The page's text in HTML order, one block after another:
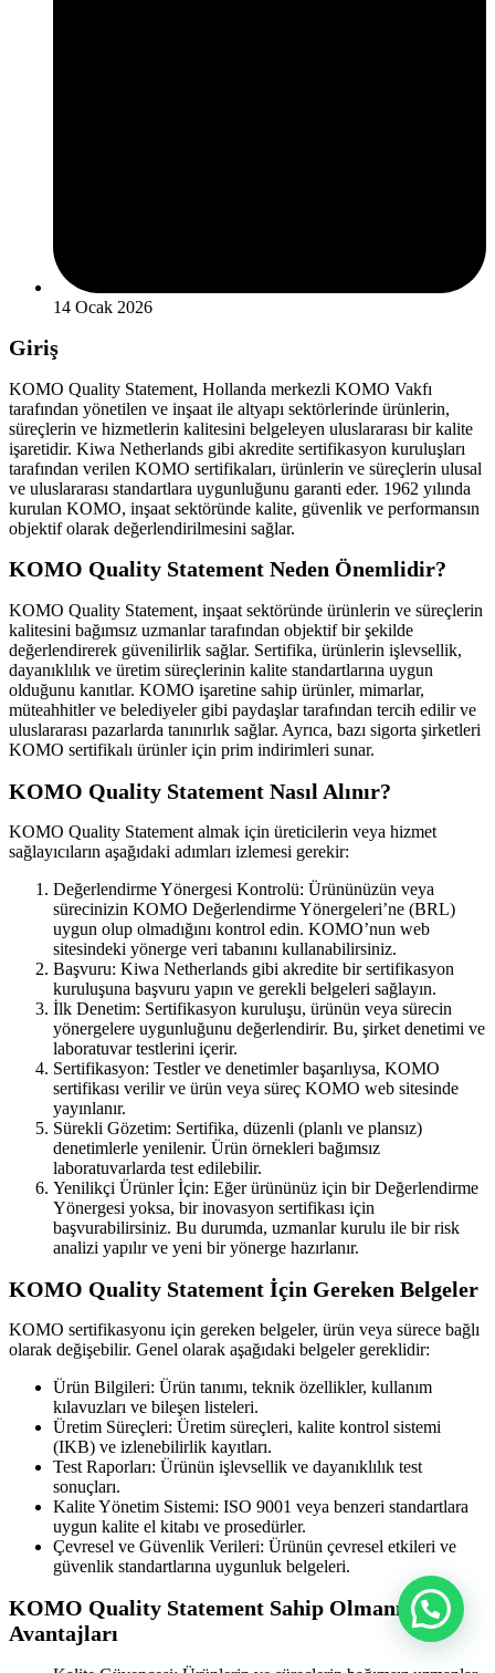
14 Ocak 2026
Giriş
KOMO Quality Statement, Hollanda merkezli KOMO Vakfı
tarafından yönetilen ve inşaat ile altyapı sektörlerinde ürünlerin,
süreçlerin ve hizmetlerin kalitesini belgeleyen uluslararası bir kalite
işaretidir. Kiwa Netherlands gibi akredite sertifikasyon kuruluşları
tarafından verilen KOMO sertifikaları, ürünlerin ve süreçlerin ulusal
ve uluslararası standartlara uygunluğunu garanti eder. 1962 yılında
kurulan KOMO, inşaat sektöründe kalite, güvenlik ve performansın
objektif olarak değerlendirilmesini sağlar.
KOMO Quality Statement Neden Önemlidir?
KOMO Quality Statement, inşaat sektöründe ürünlerin ve süreçlerin
kalitesini bağımsız uzmanlar tarafından objektif bir şekilde
değerlendirerek güvenilirlik sağlar. Sertifika, ürünlerin işlevsellik,
dayanıklılık ve üretim süreçlerinin kalite standartlarına uygun
olduğunu kanıtlar. KOMO işaretine sahip ürünler, mimarlar,
müteahhitler ve belediyeler gibi paydaşlar tarafından tercih edilir ve
uluslararası pazarlarda tanınırlık sağlar. Ayrıca, bazı sigorta şirketleri
KOMO sertifikalı ürünler için prim indirimleri sunar.
KOMO Quality Statement Nasıl Alınır?
KOMO Quality Statement almak için üreticilerin veya hizmet
sağlayıcıların aşağıdaki adımları izlemesi gerekir:
Değerlendirme Yönergesi Kontrolü: Ürününüzün veya
sürecinizin KOMO Değerlendirme Yönergeleri’ne (BRL)
uygun olup olmadığını kontrol edin. KOMO’nun web
sitesindeki yönerge veri tabanını kullanabilirsiniz.
Başvuru: Kiwa Netherlands gibi akredite bir sertifikasyon
kuruluşuna başvuru yapın ve gerekli belgeleri sağlayın.
İlk Denetim: Sertifikasyon kuruluşu, ürünün veya sürecin
yönergelere uygunluğunu değerlendirir. Bu, şirket denetimi ve
laboratuvar testlerini içerir.
Sertifikasyon: Testler ve denetimler başarılıysa, KOMO
sertifikası verilir ve ürün veya süreç KOMO web sitesinde
yayınlanır.
Sürekli Gözetim: Sertifika, düzenli (planlı ve plansız)
denetimlerle yenilenir. Ürün örnekleri bağımsız
laboratuvarlarda test edilebilir.
Yenilikçi Ürünler İçin: Eğer ürününüz için bir Değerlendirme
Yönergesi yoksa, bir inovasyon sertifikası için
başvurabilirsiniz. Bu durumda, uzmanlar kurulu ile bir risk
analizi yapılır ve yeni bir yönerge hazırlanır.
KOMO Quality Statement İçin Gereken Belgeler
KOMO sertifikasyonu için gereken belgeler, ürün veya sürece bağlı
olarak değişebilir. Genel olarak aşağıdaki belgeler gereklidir:
Ürün Bilgileri: Ürün tanımı, teknik özellikler, kullanım
kılavuzları ve bileşen listeleri.
Üretim Süreçleri: Üretim süreçleri, kalite kontrol sistemi
(IKB) ve izlenebilirlik kayıtları.
Test Raporları: Ürünün işlevsellik ve dayanıklılık test
sonuçları.
Kalite Yönetim Sistemi: ISO 9001 veya benzeri standartlara
uygun kalite el kitabı ve prosedürler.
Çevresel ve Güvenlik Verileri: Ürünün çevresel etkileri ve
güvenlik standartlarına uygunluk belgeleri.
KOMO Quality Statement Sahip Olmanın
Avantajları